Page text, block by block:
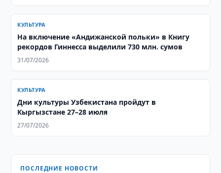
КУЛЬТУРА
На включение «Андижанской польки» в Книгу
рекордов Гиннесса выделили 730 млн. сумов
31/07/2026
КУЛЬТУРА
Дни культуры Узбекистана пройдут в
Кыргызстане 27–28 июля
27/07/2026
ПОСЛЕДНИЕ НОВОСТИ